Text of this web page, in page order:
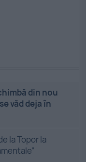
din nou
văd deja în
la Topor la